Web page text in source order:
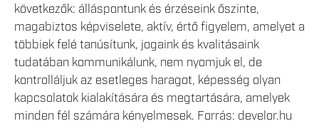
következők: álláspontunk és érzéseink őszinte,
magabiztos képviselete, aktív, értő figyelem, amelyet a
többiek felé tanúsítunk, jogaink és kvalitásaink
tudatában kommunikálunk, nem nyomjuk el, de
kontrolláljuk az esetleges haragot, képesség olyan
kapcsolatok kialakítására és megtartására, amelyek
minden fél számára kényelmesek. Forrás: develor.hu